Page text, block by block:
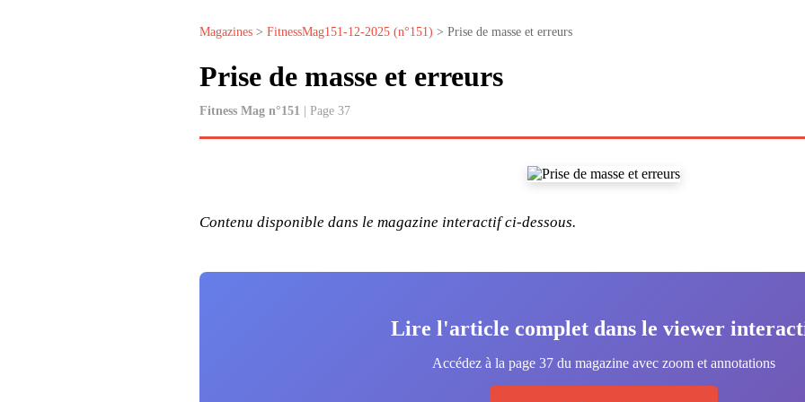
Magazines > FitnessMag151-12-2025 (n°151) > Prise de masse et erreurs
Prise de masse et erreurs
Fitness Mag n°151 | Page 37
Contenu disponible dans le magazine interactif ci-dessous.
Lire l'article complet dans le viewer
Accédez à la page 37 du magazine avec zoom et annotations